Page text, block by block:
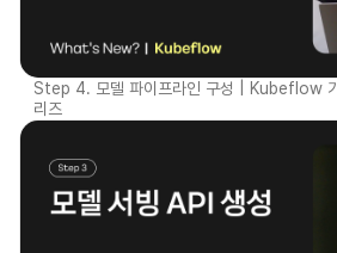
Step 4. 모델 파이프라인 구성 | Kubeflow
리즈